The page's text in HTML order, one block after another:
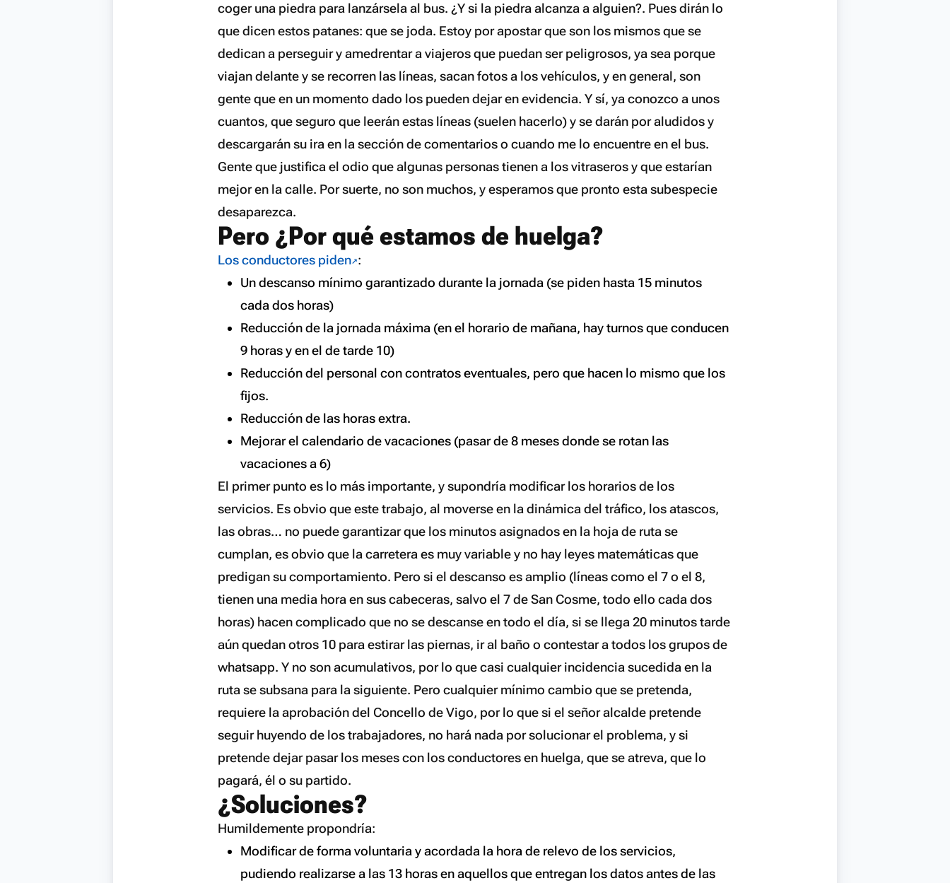
coger una piedra para lanzársela al bus. ¿Y si la piedra alcanza a alguien?. Pues dirán lo
que dicen estos patanes: que se joda. Estoy por apostar que son los mismos que se
dedican a perseguir y amedrentar a viajeros que puedan serpeligrosos, ya sea porque
viajan delante y se recorren las líneas, sacan fotos a los vehículos, y en general, son
gente que en un momento dado los pueden dejar en evidencia. Y sí, ya conozco a unos
cuantos, que seguro que leerán estas líneas (suelen hacerlo) y se darán por aludidos y
descargarán su ira en la sección de comentarios o cuando me lo encuentre en el bus.
Gente que justifica el odio que algunas personas tienen a losvitraserosy que estarían
mejor en la calle. Por suerte, no son muchos, y esperamos que pronto esta subespecie
desaparezca.
Pero ¿Por qué estamos de huelga?
Los conductores piden :
Un descanso mínimo garantizado durante la jornada (se piden hasta 15 minutos
cada dos horas)
Reducción de la jornada máxima (en el horario de mañana, hay turnos que conducen
9 horas y en el de tarde 10)
Reducción del personal con contratos eventuales, pero que hacen lo mismo que los
fijos.
Reducción de las horas extra.
Mejorar el calendario de vacaciones (pasar de 8 meses donde se rotan las
vacaciones a 6)
El primer punto es lo más importante, y supondría modificar los horarios de los
servicios. Es obvio que este trabajo, al moverse en la dinámica del tráfico, los atascos,
las obras… no puede garantizar que los minutos asignados en la hoja de ruta se
cumplan, es obvio que la carretera es muy variable y no hay leyes matemáticas que
predigan su comportamiento. Pero si el descanso es amplio (líneas como el 7 o el 8,
tienen una media hora en sus cabeceras, salvo el 7 de San Cosme, todo ello cada dos
horas) hacen complicado que no se descanse en todo el día, si se llega 20 minutos tarde
aún quedan otros 10 para estirar las piernas, ir al baño o contestar a todos los grupos de
whatsapp. Y no son acumulativos, por lo quecasi cualquier incidencia sucedida en la
ruta se subsana para la siguiente. Pero cualquier mínimo cambio que se pretenda,
requiere la aprobación del Concello de Vigo, por lo que si el señor alcalde pretende
seguir huyendo de los trabajadores, no hará nada por solucionar el problema, y si
pretende dejar pasar los meses con los conductores en huelga, que se atreva, que lo
pagará, él o su partido.
¿Soluciones?
Humildemente propondría:
Modificar de forma voluntaria y acordada la hora de relevo de los servicios,
pudiendo realizarse a las 13 horas en aquellos que entregan los datos antes de las